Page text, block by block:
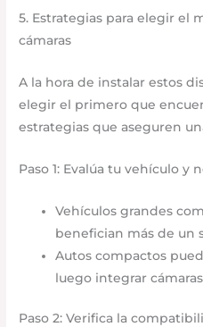
5. Estrategias para elegir el
cámaras
A la hora de instalar estos
elegir el primero que
estrategias que aseguren
Paso 1: Evalúa tu vehículo y
Vehículos grandes
benefician más de un
Autos compactos
luego integrar
Paso 2: Verifica la